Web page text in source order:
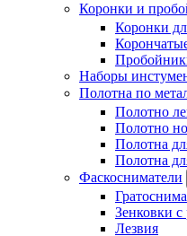
Коронки и
Коронки
Наборы
Полотна по
Полотно
Полотно
Полотна
Полотна
Фаскосниматели
Зенковки с
Лезвия